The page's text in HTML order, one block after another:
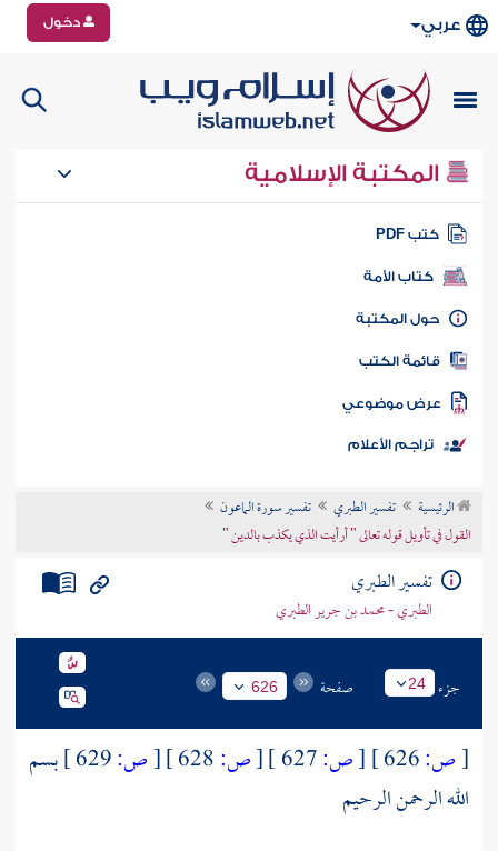
عربي دخول
المكتبة الإسلامية
كتب PDF
كتاب الأمة
المكتبة
الكتب
موضوعي
تراجم الأعلام
الرئيسية تفسير الطبري
تفسير سورة الماعون
القول في تأويل قوله تعالى " أرأيت الذي يكذب بالدين "
تفسير الطبري
الطبري - محمد بن جرير الطبري
جزء 24 صفحة 626
[ص: [ص: [ص: [ص:
بسم
الله الرحمن الرحيم